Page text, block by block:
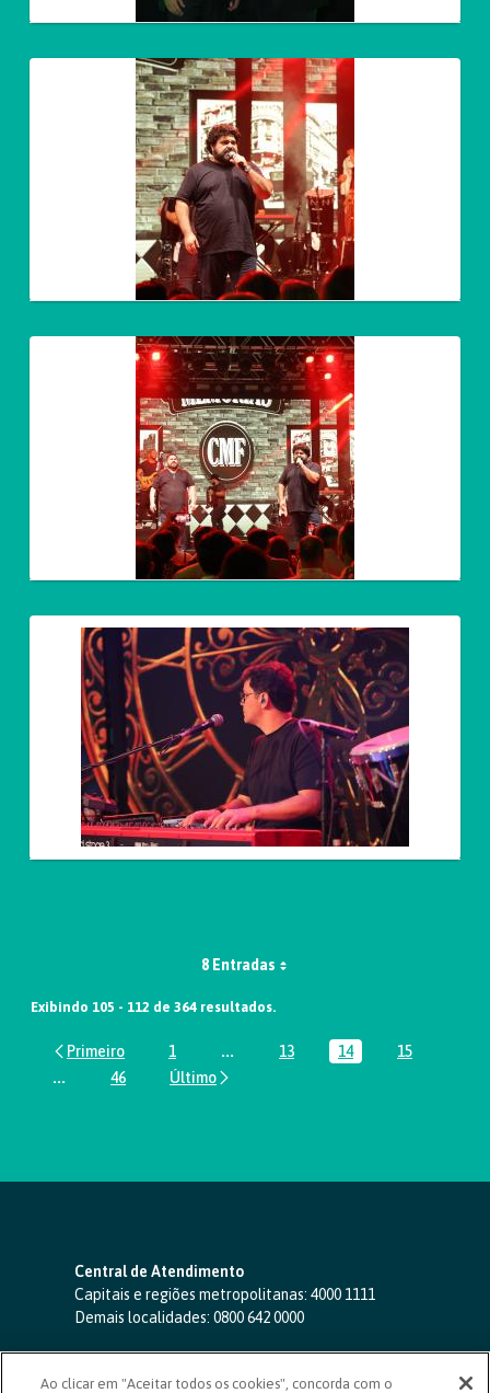
8 Entradas
Exibindo 105 - 112 de 364 resultados.
Página
1 ...Páginas intermediárias Usar ABA
Página
13 Página
14 Página
15
...Páginas intermediárias Usar ABA para navegar.
Página
46
Central de Atendimento
Capitais e regiões metropolitanas: 4000 1111
Demais localidades: 0800 642 0000
SAC 24 horas-0800 724 4420
Ao clicar em "Aceitar todos os cookies", concorda com o